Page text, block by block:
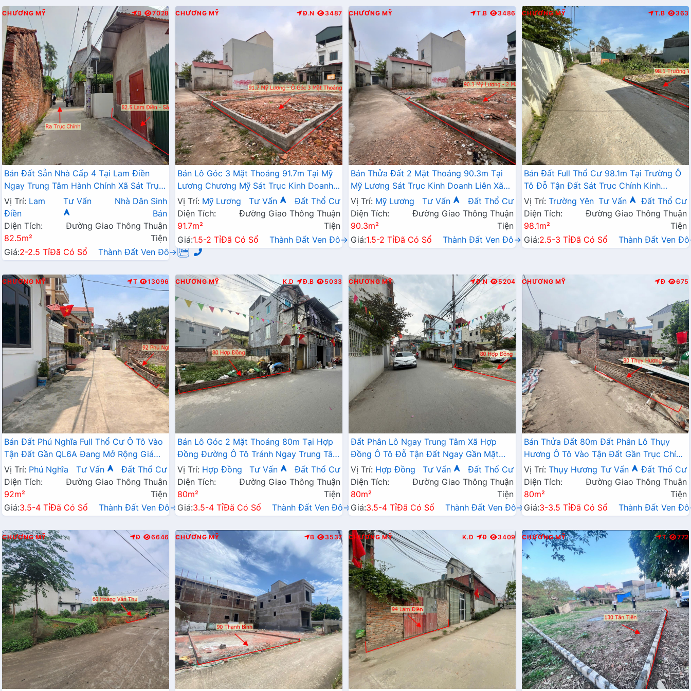
CHƯƠNG MỸ B 7028
Bán Đất Sẵn Nhà Cấp 4 Tại Lam Điền
Ngay Trung Tâm Hành Chính Xã Sát Trục
Kinh Doanh Giá Chỉ Hơn 2 Tỷ
Vị Trí: Lam
Điền
Tư Vấn
Nhà Dân Sinh
Bán
Diện Tích:
82.5m²
Đường Giao Thông Thuận
Tiện
Giá:2-2.5 TỉĐã Có Sổ Thành Đất Ven Đô→
CHƯƠNG MỸ Đ.N 3487
Bán Lô Góc 3 Mặt Thoáng 91.7m Tại Mỹ
Lương Chương Mỹ Sát Trục Kinh Doanh -
Đất Phân Lô Mỹ Lương Chương Mỹ
Vị Trí: Mỹ Lương Tư Vấn
Đất Thổ Cư
Diện Tích:
91.7m²
Đường Giao Thông Thuận
Tiện
Giá:1.5-2 TỉĐã Có Sổ Thành Đất Ven Đô→
CHƯƠNG MỸ T.B 3486
Bán Thửa Đất 2 Mặt Thoáng 90.3m Tại
Mỹ Lương Sát Trục Kinh Doanh Liên Xã
Giá Chỉ Hơn Tỷ
Vị Trí: Mỹ Lương Tư Vấn
Đất Thổ Cư
Diện Tích:
90.3m²
Đường Giao Thông Thuận
Tiện
Giá:1.5-2 TỉĐã Có Sổ Thành Đất Ven Đô→
CHƯƠNG MỸ T.B 363
Bán Đất Full Thổ Cư 98.1m Tại Trường Ô
Tô Đỗ Tận Đất Sát Trục Chính Kinh
Doanh Giá Chỉ Hơn 2 Tỷ
Vị Trí: Trường Yên Tư Vấn
Đất Thổ Cư
Diện Tích:
98.1m²
Đường Giao Thông Thuận
Tiện
Giá:2.5-3 TỉĐã Có Sổ Thành Đất Ven
CHƯƠNG MỸ T 13096
Bán Đất Phú Nghĩa Full Thổ Cư Ô Tô Vào
Tận Đất Gần QL6A Đang Mở Rộng Giá
Chỉ Vài Tỷ
Vị Trí: Phú Nghĩa Tư Vấn
Đất Thổ Cư
Diện Tích:
92m²
Đường Giao Thông Thuận
Tiện
Giá:3.5-4 TỉĐã Có Sổ Thành Đất Ven Đô→
CHƯƠNG MỸ K.D Đ.B 5033
Bán Lô Góc 2 Mặt Thoáng 80m Tại Hợp
Đồng Đường Ô Tô Tránh Ngay Trung Tâm
Hành Chính Xã Gần Đường TL419
Vị Trí: Hợp Đồng Tư Vấn
Đất Thổ Cư
Diện Tích:
80m²
Đường Giao Thông Thuận
Tiện
Giá:3.5-4 TỉĐã Có Sổ Thành Đất Ven Đô→
CHƯƠNG MỸ Đ.N 5204
Đất Phân Lô Ngay Trung Tâm Xã Hợp
Đồng Ô Tô Đỗ Tận Đất Ngay Gần Mặt
Đường Kinh Doanh TL419
Vị Trí: Hợp Đồng Tư Vấn
Đất Thổ Cư
Diện Tích:
80m²
Đường Giao Thông Thuận
Tiện
Giá:3.5-4 TỉĐã Có Sổ Thành Đất Ven Đô→
CHƯƠNG MỸ Đ 675
Bán Thửa Đất 80m Đất Phân Lô Thụy
Hương Ô Tô Vào Tận Đất Gần Trục Chính
Kinh Doanh Liên Huyện
Vị Trí: Thụy Hương Tư Vấn
Đất Thổ Cư
Diện Tích:
80m²
Đường Giao Thông Thuận
Tiện
Giá:3-3.5 TỉĐã Có Sổ Thành Đất Ven
CHƯƠNG MỸ Đ 6646 CHƯƠNG MỸ B 3537 CHƯƠNG MỸ K.D Đ 3409 CHƯƠNG MỸ T 772